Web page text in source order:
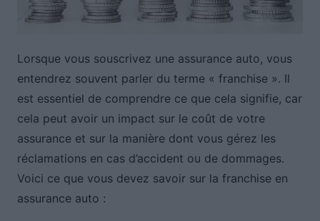
Lorsque vous souscrivez une assurance auto, vous
entendrez souvent parler du terme « franchise ». Il
est essentiel de comprendre ce que cela signifie, car
cela peut avoir un impact sur le coût de votre
assurance et sur la manière dont vous gérez les
réclamations en cas d’accident ou de dommages.
Voici ce que vous devez savoir sur la franchise en
assurance auto :